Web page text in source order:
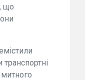
що